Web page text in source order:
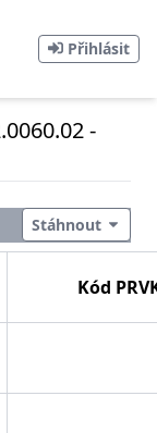
Přihlásit
-
Stáhnout
Kód